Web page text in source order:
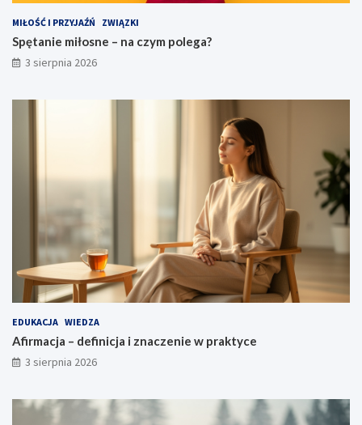
MIŁOŚĆ I PRZYJAŹŃ ZWIĄZKI
Spętanie miłosne – na czym polega?
3 sierpnia 2026
EDUKACJA WIEDZA
Afirmacja – definicja i znaczenie w praktyce
3 sierpnia 2026